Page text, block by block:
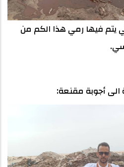
يتم فيها رمي هذا الكم من
الى أجوبة مقنعة: